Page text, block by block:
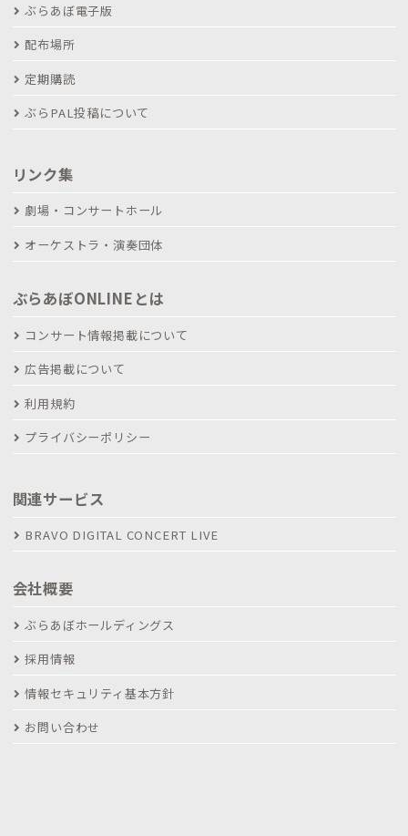
ぶらあぼ電子版
配布場所
定期購読
ぶらPAL投稿について
リンク集
劇場・コンサートホール
オーケストラ・演奏団体
ぶらあぼONLINEとは
コンサート情報掲載について
広告掲載について
利用規約
プライバシーポリシー
関連サービス
BRAVO DIGITAL CONCERT LIVE
会社概要
ぶらあぼホールディングス
採用情報
情報セキュリティ基本方針
お問い合わせ